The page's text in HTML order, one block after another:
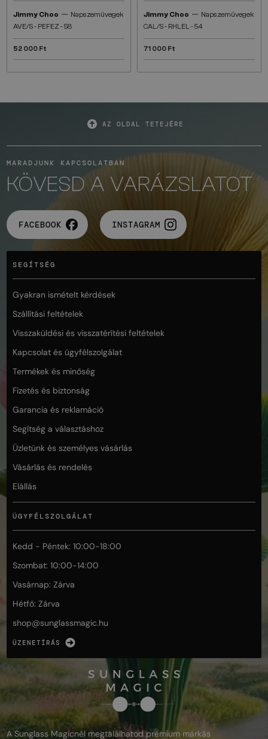
Jimmy Choo — Napszemüvegek
AVE/S - PEFEZ - 58
52 000 Ft
Jimmy Choo — Napszemüvegek
CAL/S - RHLEL - 54
71 000 Ft
AZ OLDAL TETEJÉRE
MARADJUNK KAPCSOLATBAN
KÖVESD A VARÁZSLATOT
FACEBOOK INSTAGRAM
SEGÍTSÉG
Gyakran ismételt kérdések
Szállítási feltételek
Visszaküldési és visszatérítési feltételek
Kapcsolat és ügyfélszolgálat
Termékek és minőség
Fizetés és biztonság
Garancia és reklamáció
Segítség a választáshoz
Üzletünk és személyes vásárlás
Vásárlás és rendelés
Elállás
ÜGYFÉLSZOLGÁLAT
Kedd - Péntek: 10:00-18:00
Szombat: 10:00-14:00
Vasárnap: Zárva
Hétfő: Zárva
shop@sunglassmagic.hu
ÜZENETÍRÁS
A Sunglass Magicnél megtalálhatod prémium márkás